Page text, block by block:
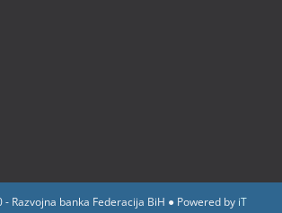
Razvojna banka Federacija BiH ● Powered by iT